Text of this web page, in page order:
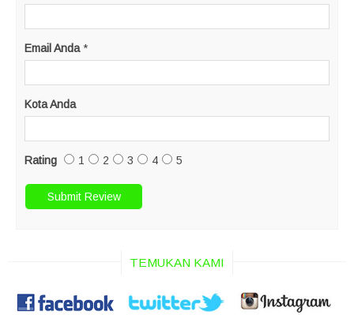
Email Anda *
Kota Anda
Rating 1 2 3 4 5
TEMUKAN KAMI